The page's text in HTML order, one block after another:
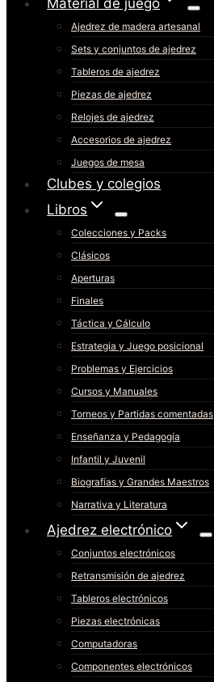
Material de juego
Ajedrez de madera artesanal
Sets y conjuntos de ajedrez
Tableros de ajedrez
Piezas de ajedrez
Relojes de ajedrez
Accesorios de ajedrez
Juegos de mesa
Clubes y colegios
Libros
Colecciones y Packs
Clásicos
Aperturas
Finales
Táctica y Cálculo
Estrategia y Juego posicional
Problemas y Ejercicios
Cursos y Manuales
Torneos y Partidas comentadas
Enseñanza y Pedagogía
Infantil y Juvenil
Biografías y Grandes Maestros
Narrativa y Literatura
Ajedrez electrónico
Conjuntos electrónicos
Retransmisión de ajedrez
Tableros electrónicos
Piezas electrónicas
Computadoras
Componentes electrónicos